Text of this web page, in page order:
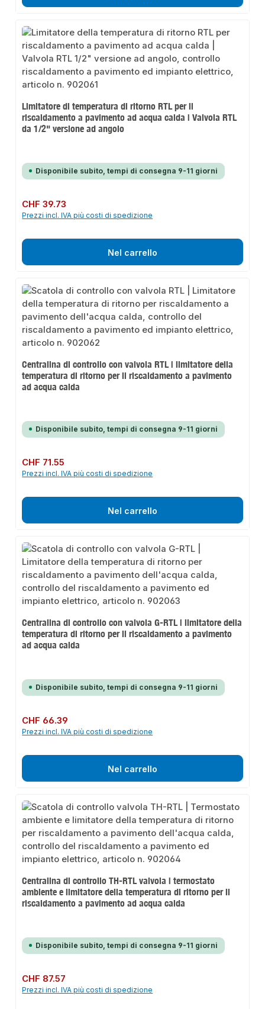
Limitatore di temperatura di ritorno RTL per il
riscaldamento a pavimento ad acqua calda | Valvola RTL
da 1/2" versione ad angolo
Disponibile subito, tempi di consegna 9-11 giorni
Prezzo normale:
CHF 39.73
Prezzi incl. IVA più costi di spedizione
Nel carrello
Centralina di controllo con valvola RTL | limitatore della
temperatura di ritorno per il riscaldamento a pavimento
ad acqua calda
Disponibile subito, tempi di consegna 9-11 giorni
Prezzo normale:
CHF 71.55
Prezzi incl. IVA più costi di spedizione
Nel carrello
Centralina di controllo con valvola G-RTL | limitatore della
temperatura di ritorno per il riscaldamento a pavimento
ad acqua calda
Disponibile subito, tempi di consegna 9-11 giorni
Prezzo normale:
CHF 66.39
Prezzi incl. IVA più costi di spedizione
Nel carrello
Centralina di controllo TH-RTL valvola | termostato
ambiente e limitatore della temperatura di ritorno per il
riscaldamento a pavimento ad acqua calda
Disponibile subito, tempi di consegna 9-11 giorni
Prezzo normale:
CHF 87.57
Prezzi incl. IVA più costi di spedizione